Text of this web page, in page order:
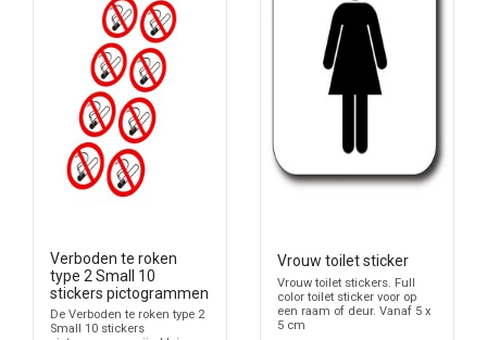
Verboden te roken
type 2 Small 10
stickers pictogrammen
De Verboden te roken type 2
Small 10 stickers
Vrouw toilet sticker
Vrouw toilet stickers. Full
color toilet sticker voor op
een raam of deur. Vanaf 5 x
5 cm